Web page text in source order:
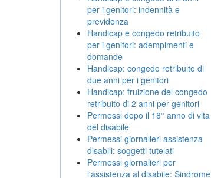
per i genitori: indennità e
previdenza
Handicap e congedo retribuito
per i genitori: adempimenti e
domande
Handicap: congedo retribuito di
due anni per i genitori
Handicap: fruizione del congedo
retribuito di 2 anni per genitori
Permessi dopo il 18° anno di vita
del disabile
Permessi giornalieri assistenza
disabili: soggetti tutelati
Permessi giornalieri per
l'assistenza al disabile: Sindrome